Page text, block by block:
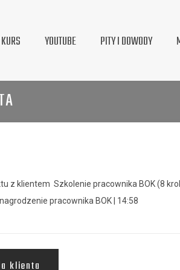
YOUTUBE PITY I DOWODY
z klientem Szkolenie pracownika BOK (8
pracownika BOK | 14:58
klienta